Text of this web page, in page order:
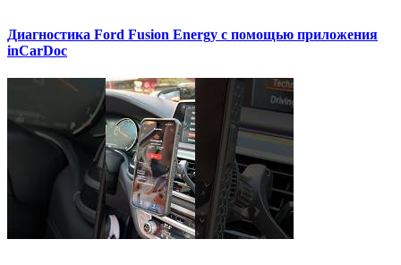
Диагностика Ford Fusion Energy с помощью приложения
inCarDoc